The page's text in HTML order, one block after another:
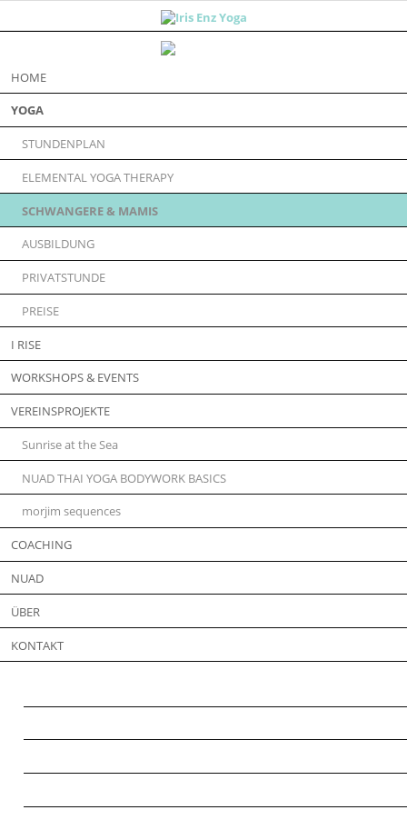
überspringen
HOME
YOGA
STUNDENPLAN
ELEMENTAL YOGA THERAPY
SCHWANGERE & MAMIS
AUSBILDUNG
PRIVATSTUNDE
PREISE
I RISE
WORKSHOPS & EVENTS
VEREINSPROJEKTE
Sunrise at the Sea
NUAD THAI YOGA BODYWORK BASICS
morjim sequences
COACHING
NUAD
ÜBER
KONTAKT